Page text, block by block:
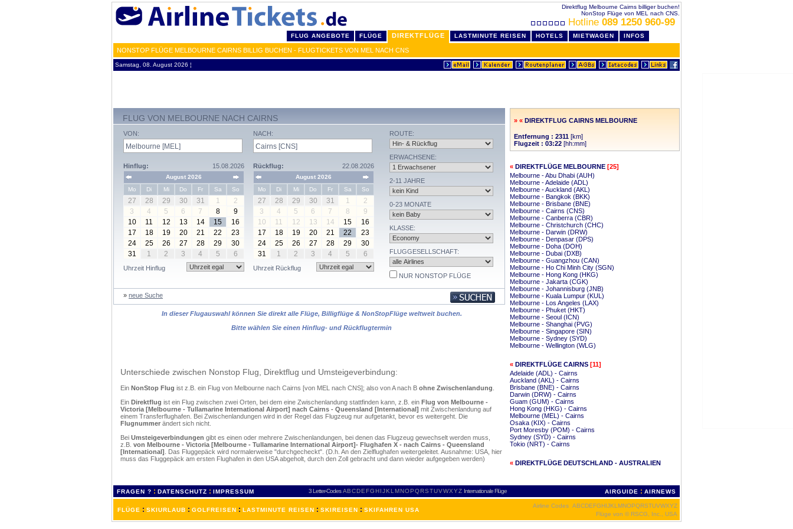
Direktflug Melbourne Cairns billiger buchen!
NonStop Flüge von MEL nach CNS.
Hotline 089 1250 960-99
FLUG ANGEBOTE FLÜGE DIREKTFLÜGE LASTMINUTE REISEN HOTELS MIETWAGEN INFOS
NONSTOP FLÜGE MELBOURNE CAIRNS BILLIG BUCHEN - FLUGTICKETS VON MEL NACH CNS
Samstag, 08. August 2026 ¦
FLUG VON MELBOURNE NACH CAIRNS
VON:
Hinflug: 15.08.2026
August 2026
Mo
Di Mi Do Fr Sa So
27 28 29 30 31 1
2
3
4 5 6 7 8
9
10
11 12 13 14 15
16
17
18 19 20 21 22
23
24
25 26 27 28 29
30
31
1 2 3 4 5 6
Uhrzeit Hinflug
NACH:
Rückflug: 22.08.2026
August 2026
Mo
Di Mi Do Fr Sa So
27 28 29 30 31 1
2
3
4 5 6 7 8
9
10
11 12 13 14 15
16
17
18 19 20 21 22
23
24
25 26 27 28 29
30
31
1 2 3 4 5 6
Uhrzeit Rückflug
ROUTE:
ERWACHSENE:
2-11 JAHRE
0-23 MONATE
KLASSE:
FLUGGESELLSCHAFT:
NUR NONSTOP FLÜGE
» neue Suche
In dieser Flugauswahl können Sie direkt alle Flüge, Billigflüge & NonStopFlüge weltweit buchen.
Bitte wählen Sie einen Hinflug- und Rückflugtermin
Unterschiede zwischen Nonstop Flug, Direktflug und Umsteigeverbindung:
Ein NonStop Flug ist z.B. ein Flug von Melbourne nach Cairns [von MEL nach CNS]; also von A nach B ohne Zwischenlandung
Ein Direktflug ist ein Flug zwischen zwei Orten, bei dem eine Zwischenlandung stattfinden kann, z.B. ein Flug von Melbourne -
Victoria [Melbourne - Tullamarine International Airport] nach Cairns - Queensland [International] mit Zwischenlandung auf
einem Transferflughafen. Bei Zwischenlandungen wird in der Regel das Flugzeug nur aufgetankt, bevor es weitergeht. Die
Flugnummer ändert sich nicht.
Bei Umsteigeverbindungen gibt es einen oder mehrere Zwischenlandungen, bei denen das Flugzeug gewechselt werden muss,
z.B. von Melbourne - Victoria [Melbourne - Tullamarine International Airport]- Flughafen X - nach Cairns - Queensland
[International] . Das Fluggepäck wird normalerweise "durchgecheckt". (D.h. An den Zielflughafen weitergeleitet. Ausnahme: USA, hier
muss das Fluggepäck am ersten Flughafen in den USA abgeholt, durch den Zoll gebracht und dann wieder aufgegeben werden)
» « DIREKTFLUG CAIRNS MELBOURNE
Entfernung : 2311 [km]
Flugzeit : 03:22 [hh:mm]
« DIREKTFLÜGE MELBOURNE [25]
Melbourne - Abu Dhabi (AUH)
Melbourne - Adelaide (ADL)
Melbourne - Auckland (AKL)
Melbourne - Bangkok (BKK)
Melbourne - Brisbane (BNE)
Melbourne - Cairns (CNS)
Melbourne - Canberra (CBR)
Melbourne - Christchurch (CHC)
Melbourne - Darwin (DRW)
Melbourne - Denpasar (DPS)
Melbourne - Doha (DOH)
Melbourne - Dubai (DXB)
Melbourne - Guangzhou (CAN)
Melbourne - Ho Chi Minh City (SGN)
Melbourne - Hong Kong (HKG)
Melbourne - Jakarta (CGK)
Melbourne - Johannisburg (JNB)
Melbourne - Kuala Lumpur (KUL)
Melbourne - Los Angeles (LAX)
Melbourne - Phuket (HKT)
Melbourne - Seoul (ICN)
Melbourne - Shanghai (PVG)
Melbourne - Singapore (SIN)
Melbourne - Sydney (SYD)
Melbourne - Wellington (WLG)
« DIREKTFLÜGE CAIRNS [11]
Adelaide (ADL) - Cairns
Auckland (AKL) - Cairns
Brisbane (BNE) - Cairns
Darwin (DRW) - Cairns
Guam (GUM) - Cairns
Hong Kong (HKG) - Cairns
Melbourne (MEL) - Cairns
Osaka (KIX) - Cairns
Port Moresby (POM) - Cairns
Sydney (SYD) - Cairns
Tokio (NRT) - Cairns
« DIREKTFLÜGE DEUTSCHLAND - AUSTRALIEN
FRAGEN ? : DATENSCHUTZ : IMPRESSUM 3 Letter-Codes ABCDEFGH IJKL MNOPQRSTUVWXYZ Internationale Flüge AIRGUIDE : AIRNEWS
FLÜGE : SKIURLAUB : GOLFREISEN : LASTMINUTE REISEN : SKIREISEN : SKIFAHREN USA
Airline Codes ABCDEFGHIJKL MNOPQRSTUVWXYZ
Flüge von © RSCG, Inc., USA